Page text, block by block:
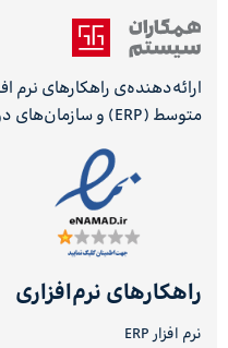
ارائه‌دهنده‌ی راهکارهای نرم
متوسط (ERP) و سازمان‌های دولتی
راهکارهای نرم‌افزاری
نرم افزار ERP